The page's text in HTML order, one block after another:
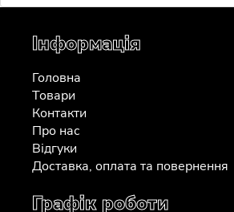
Інформація
Головна
Товари
Контакти
Про нас
Відгуки
Доставка, оплата та повернення
Графік роботи